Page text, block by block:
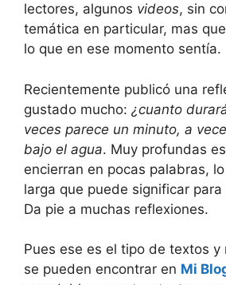
lectores, algunos videos, sin
temática en particular, mas
lo que en ese momento sentía.
Recientemente publicó una
gustado mucho: ¿cuanto
veces parece un minuto, a
bajo el agua. Muy profundas
encierran en pocas palabras,
larga que puede significar
Da pie a muchas reflexiones.
Pues ese es el tipo de textos y
se pueden encontrar en Mi